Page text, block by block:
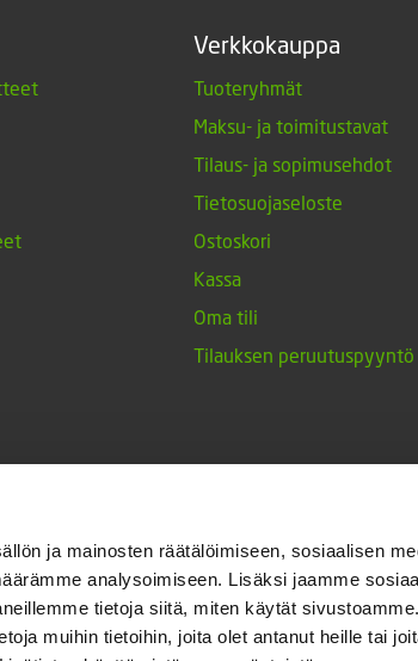
ja mainosten räätälöimiseen, sosiaalisen
analysoimiseen. Lisäksi jaamme
tietoja siitä, miten käytät sivustoamme.
muihin tietoihin, joita olet antanut heille tai
Verkkokauppa
Tuoteryhmät
Maksu- ja toimitustavat
Tilaus- ja sopimusehdot
Tietosuojaseloste
Ostoskori
Kassa
Oma tili
Tilauksen peruutuspyyntö